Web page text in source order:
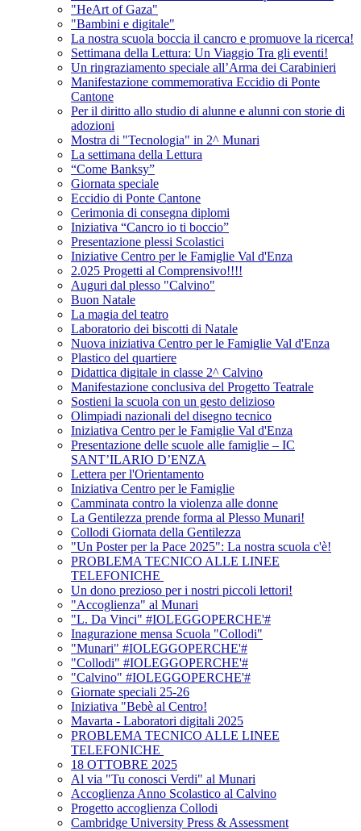
"HeArt of Gaza"
"Bambini e digitale"
La nostra scuola boccia il cancro e promuove la ricerca!
Settimana della Lettura: Un Viaggio Tra gli eventi!
Un ringraziamento speciale all’Arma dei Carabinieri
Manifestazione commemorativa Eccidio di Ponte
Cantone
Per il diritto allo studio di alunne e alunni con storie di
adozioni
Mostra di "Tecnologia" in 2^ Munari
La settimana della Lettura
“Come Banksy”
Giornata speciale
Eccidio di Ponte Cantone
Cerimonia di consegna diplomi
Iniziativa “Cancro io ti boccio”
Presentazione plessi Scolastici
Iniziative Centro per le Famiglie Val d'Enza
2.025 Progetti al Comprensivo!!!!
Auguri dal plesso "Calvino"
Buon Natale
La magia del teatro
Laboratorio dei biscotti di Natale
Nuova iniziativa Centro per le Famiglie Val d'Enza
Plastico del quartiere
Didattica digitale in classe 2^ Calvino
Manifestazione conclusiva del Progetto Teatrale
Sostieni la scuola con un gesto delizioso
Olimpiadi nazionali del disegno tecnico
Iniziativa Centro per le Famiglie Val d'Enza
Presentazione delle scuole alle famiglie – IC
SANT’ILARIO D’ENZA
Lettera per l'Orientamento
Iniziativa Centro per le Famiglie
Camminata contro la violenza alle donne
La Gentilezza prende forma al Plesso Munari!
Collodi Giornata della Gentilezza
"Un Poster per la Pace 2025": La nostra scuola c'è!
PROBLEMA TECNICO ALLE LINEE
TELEFONICHE
Un dono prezioso per i nostri piccoli lettori!
"Accoglienza" al Munari
"L. Da Vinci" #IOLEGGOPERCHE'#
Inagurazione mensa Scuola "Collodi"
"Munari" #IOLEGGOPERCHE'#
"Collodi" #IOLEGGOPERCHE'#
"Calvino" #IOLEGGOPERCHE'#
Giornate speciali 25-26
Iniziativa "Bebè al Centro!
Mavarta - Laboratori digitali 2025
PROBLEMA TECNICO ALLE LINEE
TELEFONICHE
18 OTTOBRE 2025
Al via "Tu conosci Verdi" al Munari
Accoglienza Anno Scolastico al Calvino
Progetto accoglienza Collodi
Cambridge University Press & Assessment